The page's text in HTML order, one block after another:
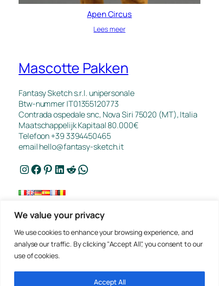
We value your privacy
We use cookies to enhance your browsing experience, and
analyse our traffic. By clicking "Accept All", you consent to our
use of cookies.
Accept All
Apen Circus
Lees meer
Mascotte Pakken
Fantasy Sketch s.r.l. unipersonale
Btw-nummer IT01355120773
Contrada ospedale snc, Nova Siri 75020 (MT), Italia
Maatschappelijk Kapitaal 80.000€
Telefoon +39 3394450465
emailhello@fantasy-sketch.it
Instagram Facebook Pinterest LinkedIn Reddit WhatsApp
Werk
Contact
Privacybeleid